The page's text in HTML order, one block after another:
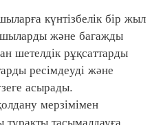
күнтізбелік бір жыл
және багажды
шетелдік рұқсаттарды
ресімдеуді және
асырады.
мерзімімен
тасымалдауға